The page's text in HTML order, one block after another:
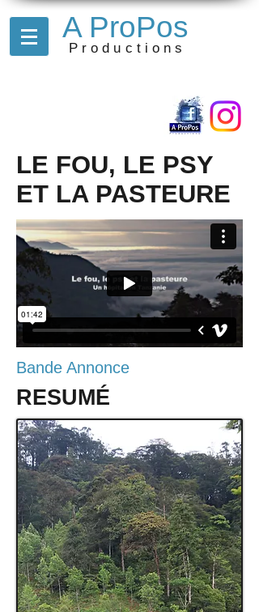
A ProPos
Productions
LE FOU, LE PSY
ET LA PASTEURE
Bande Annonce
RESUMÉ